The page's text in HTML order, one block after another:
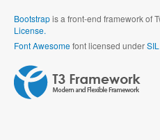
Bootstrapis a front-end framework of
License.
Font Awesomefont licensed under